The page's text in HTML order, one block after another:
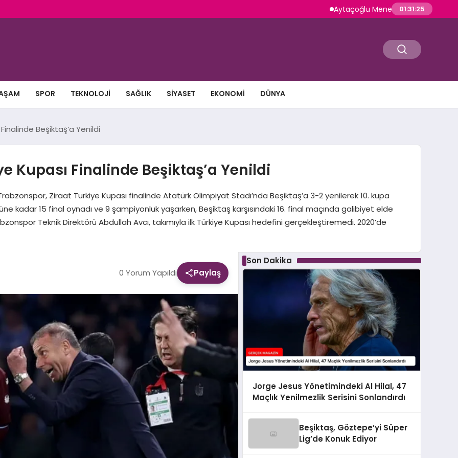
Aytaçoğlu Menemen: Çakallı
01:31:26
SPOR TEKNOLOJI SAĞLIK SIYASET EKONOMI DÜNYA
Beşiktaş’a Yenildi
Kupası Finalinde Beşiktaş’a Yenildi
Ziraat Türkiye Kupası finalinde Atatürk Olimpiyat Stadı’nda Beşiktaş’a 3-2 yenilerek 10. kupa
kadar 15 final oynadı ve 9 şampiyonluk yaşarken, Beşiktaş karşısındaki 16. final maçında galibiyet elde
Teknik Direktörü Abdullah Avcı, takımıyla ilk Türkiye Kupası hedefini gerçekleştiremedi. 2020’de
0 Yorum Yapıldı Paylaş
Son Dakika
Jorge Jesus Yönetimindeki Al Hilal, 47
Maçlık Yenilmezlik Serisini Sonlandırdı
Beşiktaş, Göztepe’yi Süper
Lig’de Konuk Ediyor